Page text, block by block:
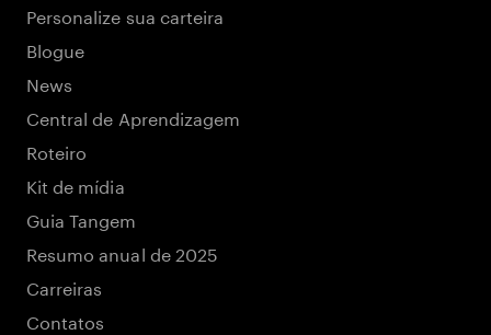
Personalize sua carteira
Blogue
News
Central de Aprendizagem
Roteiro
Kit de mídia
Guia Tangem
Resumo anual de 2025
Carreiras
Contatos